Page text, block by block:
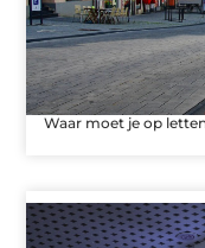
Waar moet je op